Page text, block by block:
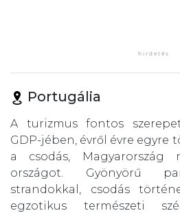
Portugália
A turizmus fontos
GDP-jében, évről évre egyre
a csodás, Magyarország
országot. Gyönyörű
strandokkal, csodás
egzotikus természeti